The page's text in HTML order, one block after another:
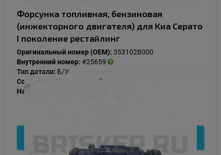
Форсунка топливная, бензиновая
(инжекторного двигателя) для Киа Серато
I поколение рестайлинг
Оригинальный номер (OEM): 353102B000
Внутренний номер: #25659
Тип детали: Б/У
Состояние:
Нормальное
Наличие: